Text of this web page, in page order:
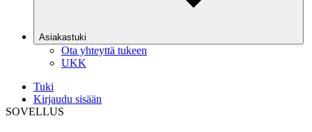
Asiakastuki
Ota yhteyttä tukeen
UKK
Tuki
Kirjaudu sisään
SOVELLUS